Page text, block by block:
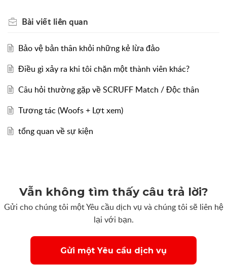
Bài viết liên quan
Bảo vệ bản thân khỏi những kẻ lừa đảo
Điều gì xảy ra khi tôi chặn một thành viên khác?
Câu hỏi thường gặp về SCRUFF Match / Độc thân
Tương tác (Woofs + Lợt xem)
tổng quan về sự kiện
Vẫn không tìm thấy câu trả lời?
Gửi cho chúng tôi một Yêu cầu dịch vụ và chúng tôi sẽ liên hệ
lại với bạn.
Gửi một Yêu cầu dịch vụ